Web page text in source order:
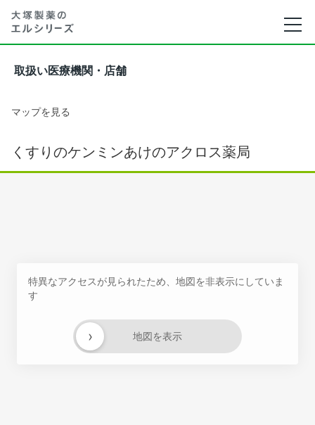
取扱い医療機関・店舗
マップを見る
くすりのケンミンあけのアクロス薬局
特異なアクセスが見られたため、地図を非表示にしていま
す
地図を表示
›